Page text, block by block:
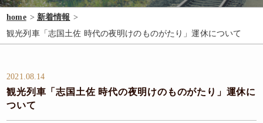
home
新着情報
観光列車「志国土佐 時代の夜明けのものがたり」運休について
2021.08.14
観光列車「志国土佐 時代の夜明けのものがたり」運休に
ついて